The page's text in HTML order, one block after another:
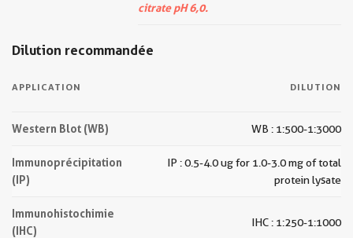
citrate pH 6,0.
Dilution recommandée
APPLICATION DILUTION
Western Blot (WB) WB : 1:500-1:3000
Immunoprécipitation
(IP)
IP : 0.5-4.0 ug for 1.0-3.0 mg of total
protein lysate
Immunohistochimie
(IHC)
IHC : 1:250-1:1000